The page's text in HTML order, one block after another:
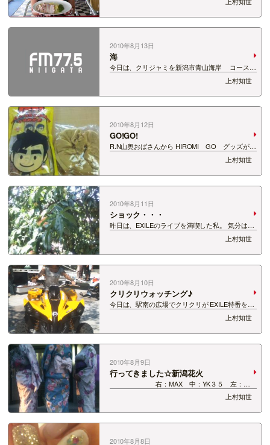
番組に出演してくれた エンジェルもっちと ムラ
サキスポーツ新潟万代ビルボードプレイス店 丹
羽店長☆ おススメの水着と丹羽…
2010年8月13日
海
今日は、クリジャミを新潟市青山海岸 コースト
Cafe ポセイドンからおでかけ生放送☆ お盆に
もかかわらずわりと多くの方がみーうー楽しんで
ましたよー!! お遊びにきてくださったリスナーズ
にも感謝♪ 写真もおいおいのっけて…
上村知世
2010年8月12日
GO!GO!
R.N山奥おばさんから HIROMI GO グッズが届
きました☆ ありがとうございます!! GOさんだけ
にGOルドなシュシュ♪ ステキすぎます!!! 今年で
５５歳・・・全然見えません!! ちなみに私は、
「僕がどんなに君…
上村知世
2010年8月11日
ショック・・・
昨日は、EXILEのライブを満喫した私。 気分はる
んるんですが、ショックな出来事を日記にしま
す。 実は、上村農園で大物ぶりを徐々に見せつけ
てきている ナス子デラックス。 花も咲かせるの
に実が全然ならないんです。。。。：。…
上村知世
2010年8月10日
クリクリウォッチング♪
今日は、駅南の広場でクリクリが EXILE特番をお
でかけ生放送♪ のぞき見に行ってきました 笑 す
ると、そこは夢の国？ ヨーヨーとか、ボーガンゲ
ームがあり、 駄菓子とかもらっちゃいました♪ さ
らに、こんなすごいものが!!…
上村知世
2010年8月9日
行ってきました☆新潟花火
右：MAX 中：YK３５ 左：と
もせー 今年は花火を見まくっている上村ともせ
ー。 もちのろんで新潟の花火も見ました!! エボリ
ューショーン♪ 河川敷に座って夜空に広がる花火
を見る。 夏ですねぇー、いいですね…
上村知世
2010年8月8日